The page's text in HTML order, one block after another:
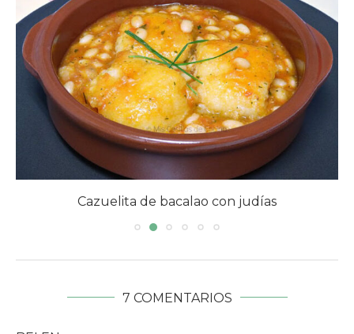
Cazuelita de bacalao con judías
7 COMENTARIOS